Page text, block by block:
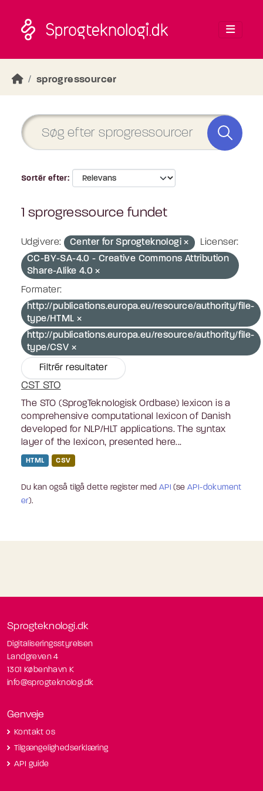
sprogressourcer
Sortér efter
1 sprogressource fundet
Udgivere: Center for Sprogteknologi
Licenser:
CC-BY-SA-4.0 - Creative Commons Attribution
Share-Alike 4.0
Formater:
http://publications.europa.eu/resource/authority/file-
type/HTML
http://publications.europa.eu/resource/authority/file-
type/CSV
Filtrér resultater
CST STO
The STO (SprogTeknologisk Ordbase) lexicon is a
comprehensive computational lexicon of Danish
developed for NLP/HLT applications. The syntax
layer of the lexicon, presented here...
HTML CSV
Du kan også tilgå dette register med API (seAPI-dokument
er).
Sprogteknologi.dk
Digitaliseringsstyrelsen
Landgreven 4
1301 København K
info@sprogteknologi.dk
Genveje
Kontakt os
Tilgængelighedserklæring
API guide